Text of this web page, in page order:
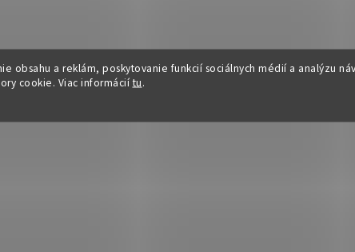
obsahu a reklám, poskytovanie funkcií sociálnych médií a analýzu
cookie. Viac informáciítu.